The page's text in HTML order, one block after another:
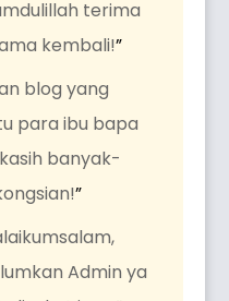
terima
kembali!”
blog yang
para ibu bapa
banyak-
”
Admin ya